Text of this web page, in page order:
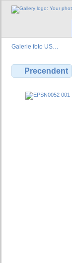
Galerie foto US…
Precendent